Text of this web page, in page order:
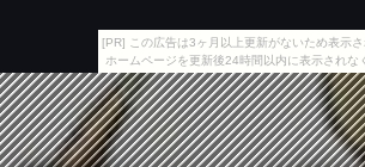
[PR] この広告は3ヶ月以上更新がないため表示さ
ホームページを更新後24時間以内に表示されな